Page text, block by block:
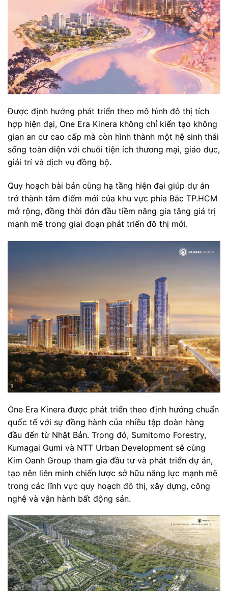
Được định hướng phát triển theo mô hình đô thị tích
hợp hiện đại, One Era Kinera không chỉ kiến tạo không
gian an cư cao cấp mà còn hình thành một hệ sinh thái
sống toàn diện với chuỗi tiện ích thương mại, giáo dục,
giải trí và dịch vụ đồng bộ.
Quy hoạch bài bản cùng hạ tầng hiện đại giúp dự án
trở thành tâm điểm mới của khu vực phía Bắc TP.HCM
mở rộng, đồng thời đón đầu tiềm năng gia tăng giá trị
mạnh mẽ trong giai đoạn phát triển đô thị mới.
One Era Kinera được phát triển theo định hướng chuẩn
quốc tế với sự đồng hành của nhiều tập đoàn hàng
đầu đến từ Nhật Bản. Trong đó, Sumitomo Forestry,
Kumagai Gumi và NTT Urban Development sẽ cùng
Kim Oanh Group tham gia đầu tư và phát triển dự án,
tạo nên liên minh chiến lược sở hữu năng lực mạnh mẽ
trong các lĩnh vực quy hoạch đô thị, xây dựng, công
nghệ và vận hành bất động sản.